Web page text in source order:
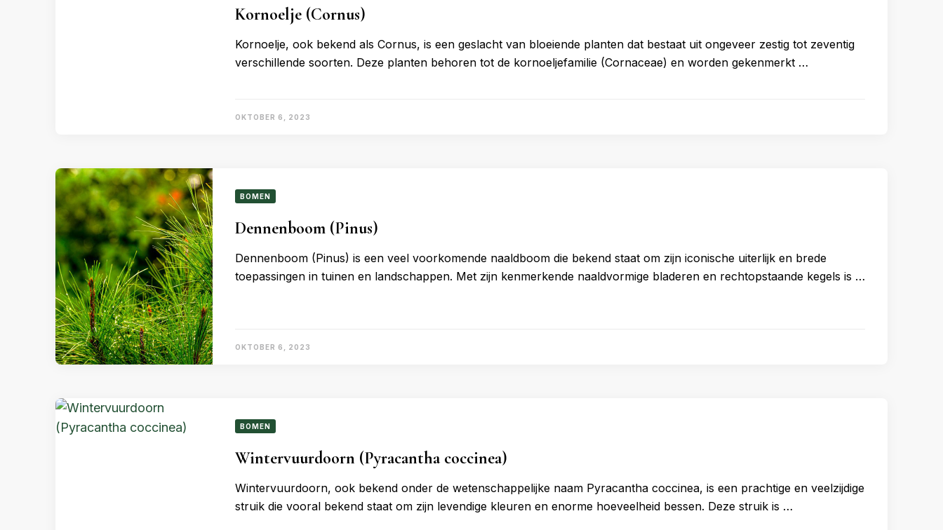
Kornoelje (Cornus)
Kornoelje, ook bekend als Cornus, is een geslacht van bloeiende planten dat bestaat uit ongeveer zestig tot zeventig
verschillende soorten. Deze planten behoren tot de kornoeljefamilie (Cornaceae) en worden gekenmerkt …
OKTOBER 6, 2023
BOMEN
Dennenboom (Pinus)
Dennenboom (Pinus) is een veel voorkomende naaldboom die bekend staat om zijn iconische uiterlijk en brede
toepassingen in tuinen en landschappen. Met zijn kenmerkende naaldvormige bladeren en rechtopstaande kegels is …
OKTOBER 6, 2023
BOMEN
Wintervuurdoorn (Pyracantha coccinea)
Wintervuurdoorn, ook bekend onder de wetenschappelijke naam Pyracantha coccinea, is een prachtige en veelzijdige
struik die vooral bekend staat om zijn levendige kleuren en enorme hoeveelheid bessen. Deze struik is …